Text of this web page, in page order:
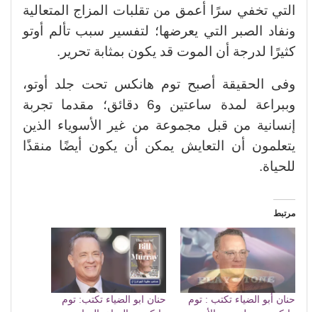
التي تخفي سرًا أعمق من تقلبات المزاج المتعالية
ونفاد الصبر التي يعرضها؛ لتفسير سبب تألم أوتو
كثيرًا لدرجة أن الموت قد يكون بمثابة تحرير.
وفى الحقيقة أصبح توم هانكس تحت جلد أوتو،
وببراعة لمدة ساعتين و6 دقائق؛ مقدما تجربة
إنسانية من قبل مجموعة من غير الأسوياء الذين
يتعلمون أن التعايش يمكن أن يكون أيضًا منقذًا
للحياة.
مرتبط
حنان أبو الضياء تكتب : توم
حنان ابو الضياء تكتب: توم